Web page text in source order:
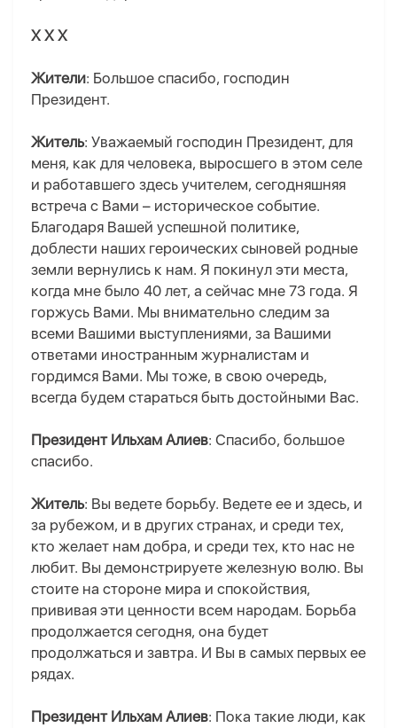
X X X
Жители: Большое спасибо, господин
Президент.
Житель: Уважаемый господин Президент, для
меня, как для человека, выросшего в этом селе
и работавшего здесь учителем, сегодняшняя
встреча с Вами – историческое событие.
Благодаря Вашей успешной политике,
доблести наших героических сыновей родные
земли вернулись к нам. Я покинул эти места,
когда мне было 40 лет, а сейчас мне 73 года. Я
горжусь Вами. Мы внимательно следим за
всеми Вашими выступлениями, за Вашими
ответами иностранным журналистам и
гордимся Вами. Мы тоже, в свою очередь,
всегда будем стараться быть достойными Вас.
Президент Ильхам Алиев: Спасибо, большое
спасибо.
Житель: Вы ведете борьбу. Ведете ее и здесь, и
за рубежом, и в других странах, и среди тех,
кто желает нам добра, и среди тех, кто нас не
любит. Вы демонстрируете железную волю. Вы
стоите на стороне мира и спокойствия,
прививая эти ценности всем народам. Борьба
продолжается сегодня, она будет
продолжаться и завтра. И Вы в самых первых ее
рядах.
Президент Ильхам Алиев: Пока такие люди, как